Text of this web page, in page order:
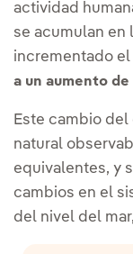
actividad
se acumulan en
incrementado el
a un aumento
Este cambio
natural
equivalentes, y
cambios en el
del nivel del